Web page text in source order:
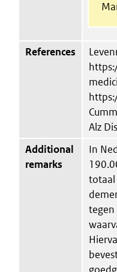
References
Alz
Additional
remarks
In
totaal
tegen